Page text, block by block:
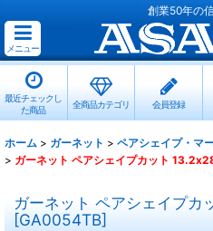
創業50年の
メニュー
最近チェックし
た商品
全商品カテゴリ 会員登録
ホーム > ガーネット > ペアシェイプ・マ
> ガーネット ペアシェイプカット
ガーネット ペアシェイプカ
[GA0054TB]